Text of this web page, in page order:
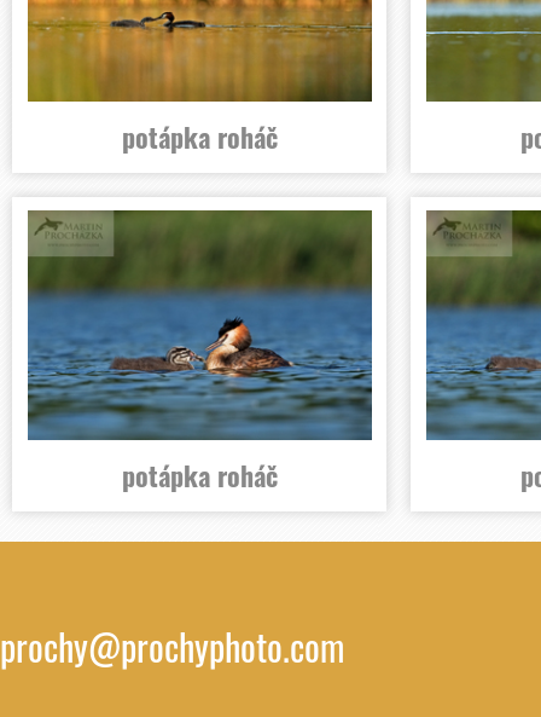
potápka roháč
potápka roháč
prochy@prochyphoto.com